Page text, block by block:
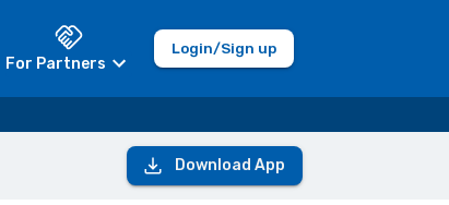
For Partners
Login/Sign up
Download App